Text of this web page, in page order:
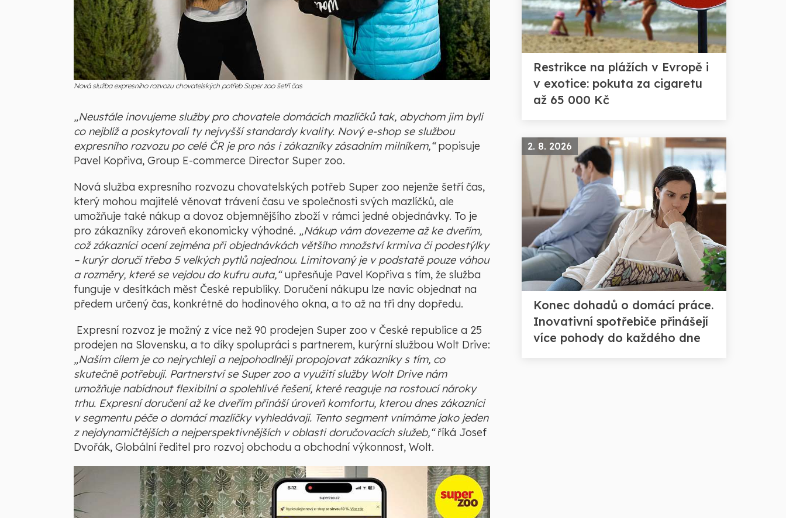
Nová služba expresního rozvozu chovatelských potřeb Super zoo šetří čas
„Neustále inovujeme služby pro chovatele domácích mazlíčků tak, abychom jim byli
co nejblíž a poskytovali ty nejvyšší standardy kvality. Nový e-shop se službou
expresního rozvozu po celé ČR je pro nás i zákazníky zásadním milníkem,“popisuje
Pavel Kopřiva, Group E-commerce Director Super zoo.
Nová služba expresního rozvozu chovatelských potřeb Super zoo nejenže šetří čas,
který mohou majitelé věnovat trávení času ve společnosti svých mazlíčků, ale
umožňuje také nákup a dovoz objemnějšího zboží v rámci jedné objednávky. To je
pro zákazníky zároveň ekonomicky výhodné. „Nákup vám dovezeme až ke dveřím,
což zákazníci ocení zejména při objednávkách většího množství krmiva či podestýlky
– kurýr doručí třeba 5 velkých pytlů najednou. Limitovaný je v podstatě pouze váhou
a rozměry, které se vejdou do kufru auta,“upřesňuje Pavel Kopřiva s tím, že služba
funguje v desítkách měst České republiky. Doručení nákupu lze navíc objednat na
předem určený čas, konkrétně do hodinového okna, a to až na tři dny dopředu.
Expresní rozvoz je možný z více než 90 prodejen Super zoo v České republice a 25
prodejen na Slovensku, a to díky spolupráci s partnerem, kurýrní službou Wolt Drive:
„Naším cílem je co nejrychleji a nejpohodlněji propojovat zákazníky s tím, co
skutečně potřebují. Partnerství se Super zoo a využití služby Wolt Drive nám
umožňuje nabídnout flexibilní a spolehlivé řešení, které reaguje na rostoucí nároky
trhu. Expresní doručení až ke dveřím přináší úroveň komfortu, kterou dnes zákazníci
v segmentu péče o domácí mazlíčky vyhledávají. Tento segment vnímáme jako jeden
z nejdynamičtějších a nejperspektivnějších v oblasti doručovacích služeb,“říká Josef
Dvořák, Globální ředitel pro rozvoj obchodu a obchodní výkonnost, Wolt.
Restrikce na plážích v Evropě i
v exotice: pokuta za cigaretu
až 65 000 Kč
2. 8. 2026
Konec dohadů o domácí práce.
Inovativní spotřebiče přinášejí
více pohody do každého dne